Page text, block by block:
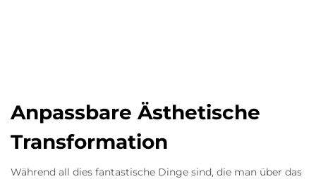
Anpassbare Ästhetische
Transformation
Während all dies fantastische Dinge sind, die man über das